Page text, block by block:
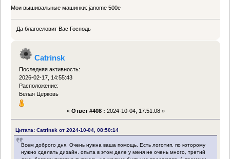
Мои вышивальные машинки: janome 500e
Да благословит Вас Господь
Catrinsk
Последняя активность:
2026-02-17, 14:55:43
Расположение:
Белая Церковь
« Ответ #408 : 2024-10-04, 17:51:08 »
Цитата: Catrinsk от 2024-10-04, 08:50:14
Всем доброго дня. Очень нужна ваша помощь. Есть логотип, по которому
нужно сделать дизайн. опыта в этом деле у меня не очень много, третий